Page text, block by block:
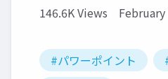
146.6K Views
#パワーポイント